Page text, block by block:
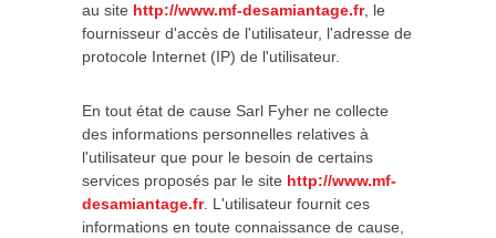
au site http://www.mf-desamiantage.fr, le
fournisseur d'accès de l'utilisateur, l'adresse de
protocole Internet (IP) de l'utilisateur.
En tout état de cause Sarl Fyher ne collecte
des informations personnelles relatives à
l'utilisateur que pour le besoin de certains
services proposés par le site http://www.mf-
desamiantage.fr. L'utilisateur fournit ces
informations en toute connaissance de cause,